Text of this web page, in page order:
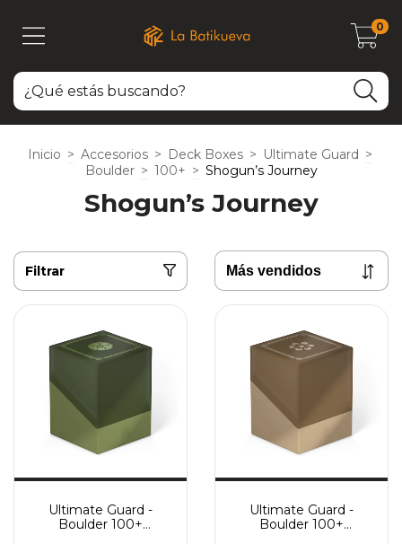
0
Inicio > Accesorios > Deck Boxes > Ultimate Guard >
Boulder > 100+ > Shogun’s Journey
Shogun’s Journey
Filtrar
Ultimate Guard -
Boulder 100+
Ultimate Guard -
Boulder 100+